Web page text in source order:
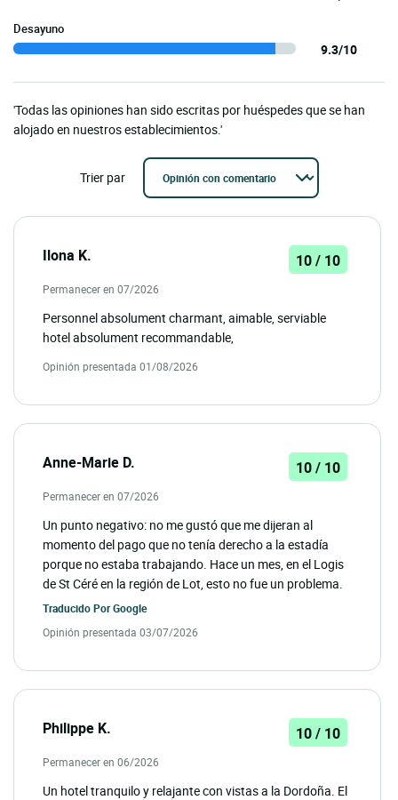
Desayuno
9.3/10
'Todas las opiniones han sido escritas por huéspedes que se han
alojado en nuestros establecimientos.'
Trier par
Ilona K. 10 / 10
Permanecer en 07/2026
Personnel absolument charmant, aimable, serviable
hotel absolument recommandable,
Opinión presentada 01/08/2026
Anne-Marie D. 10 / 10
Permanecer en 07/2026
Un punto negativo: no me gustó que me dijeran al
momento del pago que no tenía derecho a la estadía
porque no estaba trabajando. Hace un mes, en el Logis
de St Céré en la región de Lot, esto no fue un problema.
Traducido PorGoogle
Opinión presentada 03/07/2026
Philippe K. 10 / 10
Permanecer en 06/2026
Un hotel tranquilo y relajante con vistas a la Dordoña. El